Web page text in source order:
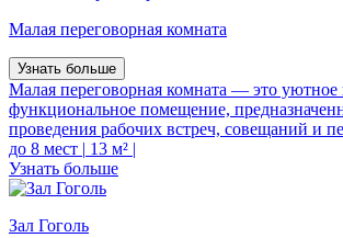
Малая переговорная комната
Узнать больше
Малая переговорная комната — это уютное
функциональное помещение,
проведения рабочих встреч, совещаний и
до 8 мест | 13 м² |
Узнать больше
Зал Гоголь